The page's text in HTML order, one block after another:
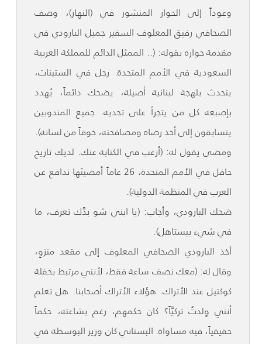
وعوداً إلى الحوار المنشور في (النهار)، وصف
الصحافي رفيق المعلوف السفير جميل البارودي في
مقدمة حواره بقوله: (.. الممثل الدائم للمملكة العربية
السعودية في الأمم المتحدة. رجل في الستينات،
يتحدث بلهجة لبنانية أصيلة، يضحك دائماً، يُهدد
بإصبعه كل من يتجرأ على تحديه. جميع المندوبين
يتسابقون إلى أخذ رضاه ومصافحته، خوفاً من لسانه).
ومضى يقول له: (أرغب في الكتابة عنك. لديك تاريخ
حافل في الأمم المتحدة، 26 عاماً أمضيتَها تدافع عن
العرب في المنظمة الدولية).
ضحك البارودي، وأجاب: (يا ابني شو بدَّك تعرف، ما
في شيء بيستاهل).
أخذ البارودي الصحافي المعلوف إلى مقعد منزوٍ،
وقال له: (معك نصف ساعة فقط، لأنني مرتبط بحفلة
كوكتيل عند الأتراك. هؤلاء الأتراك أصحابنا. هل تعلم
أنني وِلدتُ تركيَّاً؟ كان حكمهم، رغم بشاعته، حكماً
حقيقياً، فيه مساواة. البستاني كان وزير البوسطة في